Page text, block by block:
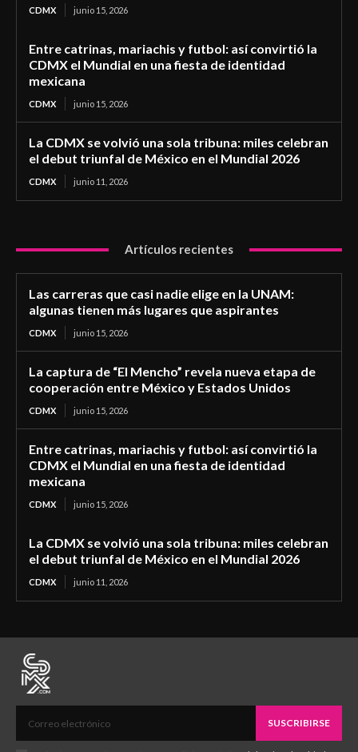
CDMX junio 15, 2026
Entre catrinas, mariachis y futbol: así convirtió la
CDMX el Mundial en una fiesta de identidad
mexicana
CDMX junio 15, 2026
La CDMX se volvió una sola tribuna: miles celebran
el debut triunfal de México en el Mundial 2026
CDMX junio 11, 2026
Artículos recientes
Las carreras que casi nadie elige en la UNAM:
algunas tienen más lugares que aspirantes
CDMX junio 15, 2026
La captura de “El Mencho” revela nueva etapa de
cooperación entre México y Estados Unidos
CDMX junio 15, 2026
Entre catrinas, mariachis y futbol: así convirtió la
CDMX el Mundial en una fiesta de identidad
mexicana
CDMX junio 15, 2026
La CDMX se volvió una sola tribuna: miles celebran
el debut triunfal de México en el Mundial 2026
CDMX junio 11, 2026
SUSCRIBIRSE